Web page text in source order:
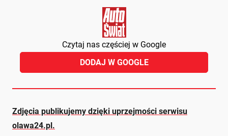
Czytaj nas częściej w Google
DODAJ W GOOGLE
Zdjęcia publikujemy dzięki uprzejmości serwisu
olawa24.pl.